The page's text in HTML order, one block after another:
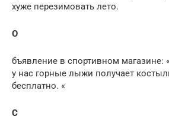
хуже перезимовать лето.
О
бъявление в спортивном
у нас горные лыжи получает
бесплатно. «
С